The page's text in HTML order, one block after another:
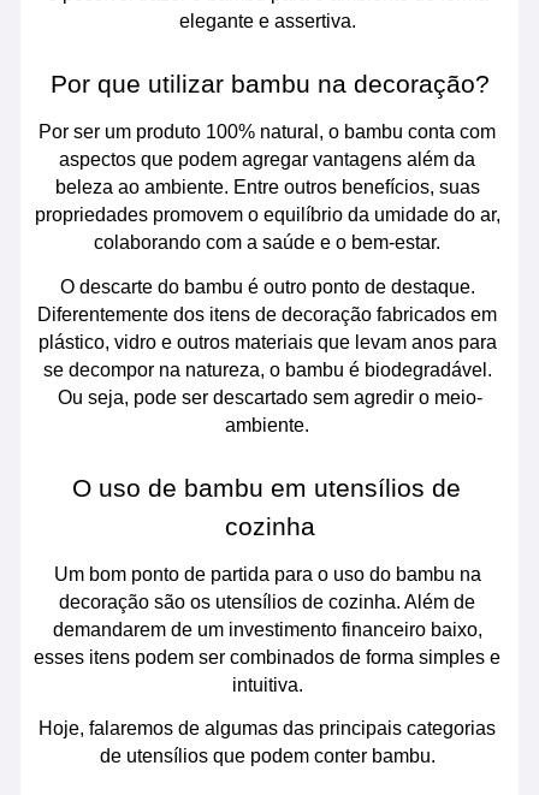
elegante e assertiva.
Por que utilizar bambu na decoração?
Por ser um produto 100% natural, o bambu conta com
aspectos que podem agregar vantagens além da
beleza ao ambiente. Entre outros benefícios, suas
propriedades promovem o equilíbrio da umidade do ar,
colaborando com a saúde e o bem-estar.
O descarte do bambu é outro ponto de destaque.
Diferentemente dos itens de decoração fabricados em
plástico, vidro e outros materiais que levam anos para
se decompor na natureza, o bambu é biodegradável.
Ou seja, pode ser descartado sem agredir o meio-
ambiente.
O uso de bambu em utensílios de
cozinha
Um bom ponto de partida para o uso do bambu na
decoração são os utensílios de cozinha. Além de
demandarem de um investimento financeiro baixo,
esses itens podem ser combinados de forma simples e
intuitiva.
Hoje, falaremos de algumas das principais categorias
de utensílios que podem conter bambu.